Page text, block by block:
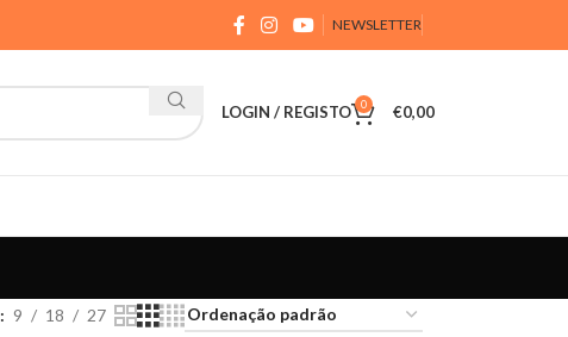
NEWSLETTER
LOGIN / REGISTO 0 €0,00
9 18 27